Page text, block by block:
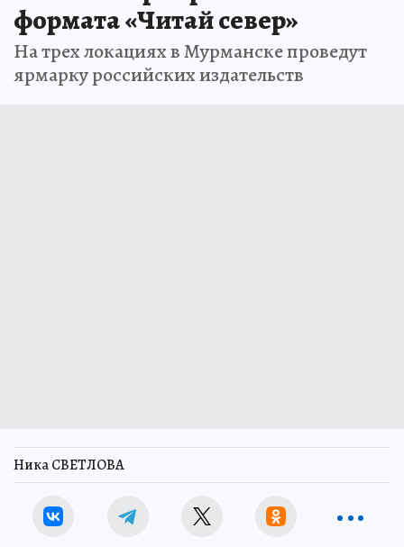
формата «Читай север»
На трех локациях в Мурманске проведут
ярмарку российских издательств
Ника СВЕТЛОВА